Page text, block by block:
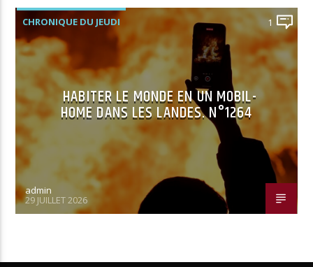
CHRONIQUE DU JEUDI 1
HABITER LE MONDE EN UN MOBIL-
HOME DANS LES LANDES. N°1264
admin
29 JUILLET 2026